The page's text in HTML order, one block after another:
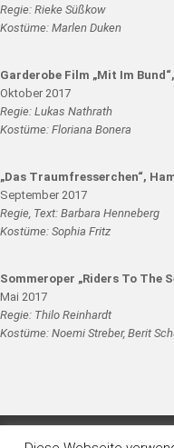
Regie: Rieke Süßkow
Kostüme: Marlen Duken
Garderobe Film „Mit Im
Oktober 2017
Regie: Lukas Nathrath
Kostüme: Floriana Bonera
„Das Traumfresserchen“,
September 2017
Regie, Text: Barbara Henneberg
Kostüme: Sophia Fritz
Sommeroper „Riders To The
Mai 2017
Regie: Thilo Reinhardt
Kostüme: Noemi Streber, Berit